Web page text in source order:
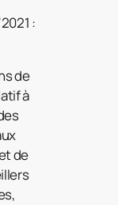
:
de
à
de